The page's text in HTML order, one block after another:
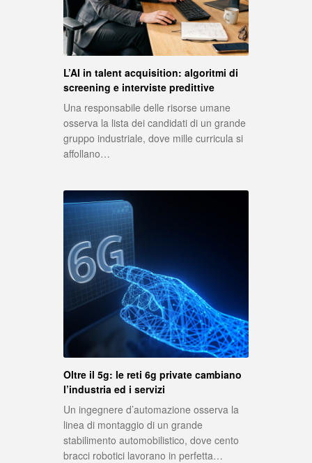
L’AI in talent acquisition: algoritmi di
screening e interviste predittive
Una responsabile delle risorse umane
osserva la lista dei candidati di un grande
gruppo industriale, dove mille curricula si
affollano…
Oltre il 5g: le reti 6g private cambiano
l’industria ed i servizi
Un ingegnere d’automazione osserva la
linea di montaggio di un grande
stabilimento automobilistico, dove cento
bracci robotici lavorano in perfetta…